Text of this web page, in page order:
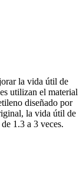
la vida útil de
utilizan el material
diseñado por
la vida útil de
1.3 a 3 veces.